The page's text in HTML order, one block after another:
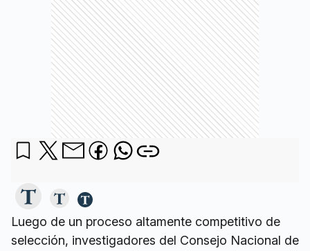
Luego de un proceso altamente competitivo de
selección, investigadores del Consejo Nacional de